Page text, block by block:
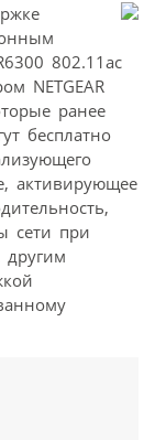
802.11ac
NETGEAR
ранее
бесплатно
активирующее
сети при
другим